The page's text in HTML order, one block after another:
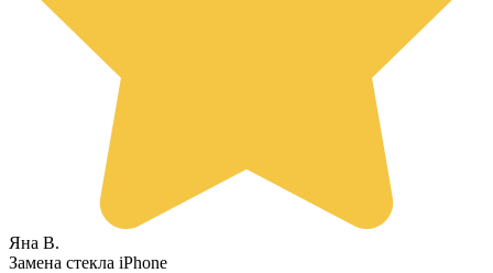
Яна В.
Замена стекла iPhone